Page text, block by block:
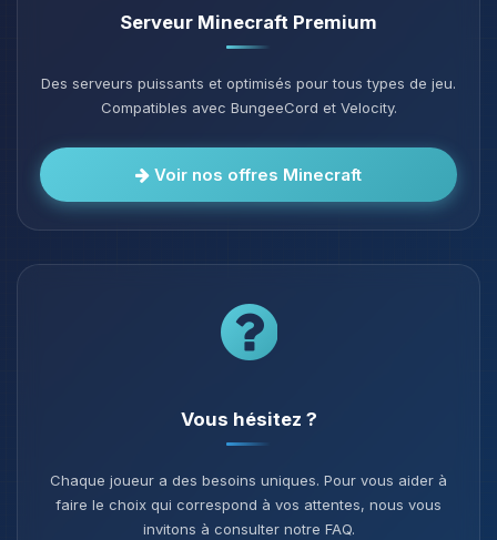
Serveur Minecraft Premium
Des serveurs puissants et optimisés pour tous types de jeu.
Compatibles avec BungeeCord et Velocity.
Voir nos offres Minecraft
Vous hésitez ?
Chaque joueur a des besoins uniques. Pour vous aider à
faire le choix qui correspond à vos attentes, nous vous
invitons à consulter notre FAQ.